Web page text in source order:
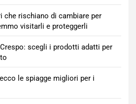
che rischiano di cambiare per
visitarli e proteggerli
scegli i prodotti adatti per
le spiagge migliori per i